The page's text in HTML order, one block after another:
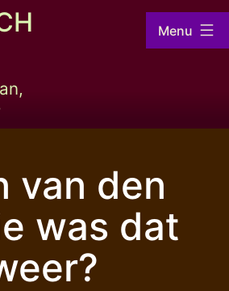
Menu
van den
was dat